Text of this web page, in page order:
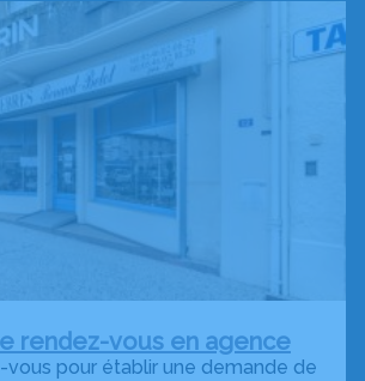
rendez-vous en agence
vous pour établir une demande de